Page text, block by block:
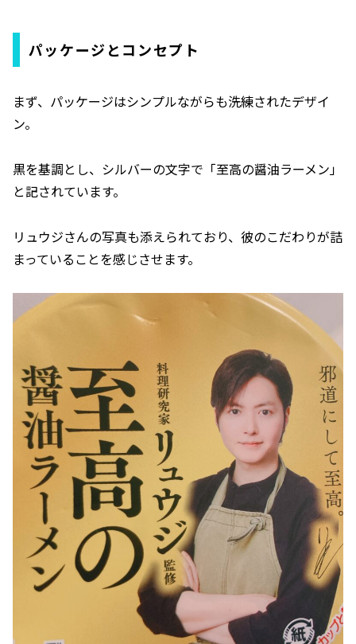
パッケージとコンセプト
まず、パッケージはシンプルながらも洗練されたデザイ
ン。
黒を基調とし、シルバーの文字で「至高の醤油ラーメン」
と記されています。
リュウジさんの写真も添えられており、彼のこだわりが詰
まっていることを感じさせます。